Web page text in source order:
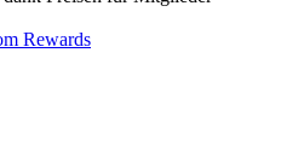
Rewards